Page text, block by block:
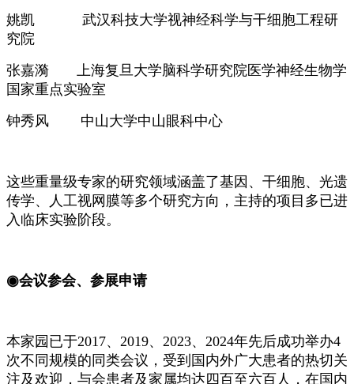
姚凯
武汉科技大学视神经科学与干细胞工程研
究院
张嘉漪
上海复旦大学脑科学研究院医学神经生物学
国家重点实验室
钟秀风
中山大学中山眼科中心
这些重量级专家的研究领域涵盖了基因、干细胞、光遗
传学、人工视网膜等多个研究方向，主持的项目多已进
入临床实验阶段。
◉会议参会、参展申请
本家园已于2017、2019、2023、2024年先后成功举办4
次不同规模的同类会议，受到国内外广大患者的热切关
注及欢迎，与会患者及家属均达四百至六百人，在国内